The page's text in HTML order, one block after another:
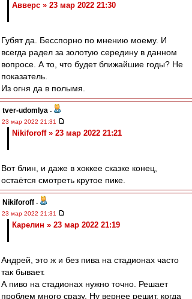
Авверс » 23 мар 2022 21:30
Губят да. Бесспорно по мнению моему. И
всегда радел за золотую середину в данном
вопросе. А то, что будет ближайшие годы? Не
показатель.
Из огня да в полымя.
tver-udomlya -
23 мар 2022 21:31
Nikiforoff » 23 мар 2022 21:21
Вот блин, и даже в хоккее сказке конец,
остаётся смотреть крутое пике.
Nikiforoff -
23 мар 2022 21:31
Карелин » 23 мар 2022 21:19
Андрей, это ж и без пива на стадионах часто
так бывает.
А пиво на стадионах нужно точно. Решает
проблем много сразу. Ну вернее решит, когда